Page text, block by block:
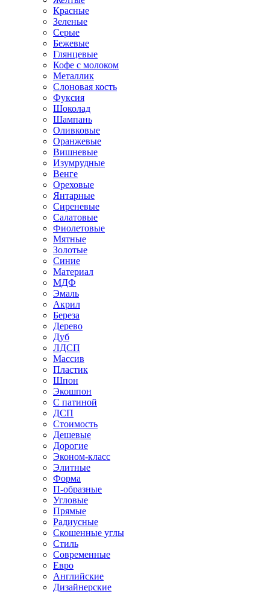
Красные
Зеленые
Серые
Бежевые
Глянцевые
Кофе с молоком
Металлик
Слоновая кость
Фуксия
Шоколад
Шампань
Оливковые
Оранжевые
Вишневые
Изумрудные
Венге
Ореховые
Янтарные
Сиреневые
Салатовые
Фиолетовые
Мятные
Золотые
Синие
Материал
МДФ
Эмаль
Акрил
Береза
Дерево
Дуб
ЛДСП
Массив
Пластик
Шпон
Экошпон
С патиной
ДСП
Стоимость
Дешевые
Дорогие
Эконом-класс
Элитные
Форма
П-образные
Угловые
Прямые
Радиусные
Скошенные углы
Стиль
Современные
Евро
Английские
Дизайнерские